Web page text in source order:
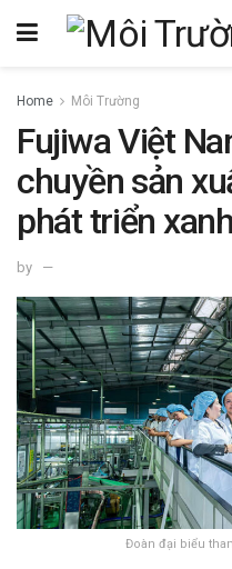
Home Môi Trường
Fujiwa Việt
chuyền sản
phát triển xanh
by
Đoàn đại biểu